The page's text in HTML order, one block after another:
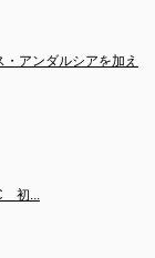
・アンダルシアを加え
　初...